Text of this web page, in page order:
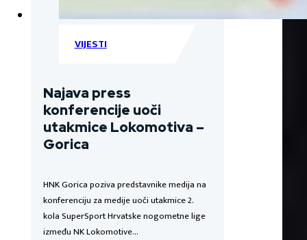
VIJESTI
Najava press
konferencije uoči
utakmice Lokomotiva –
Gorica
HNK Gorica poziva predstavnike medija na
konferenciju za medije uoči utakmice 2.
kola SuperSport Hrvatske nogometne lige
između NK Lokomotive…